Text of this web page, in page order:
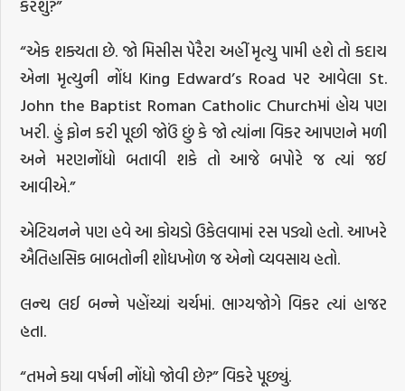
કરશું?”
“એક શક્યતા છે. જો મિસીસ પેરૈરા અહીં મૃત્યુ પામી હશે તો કદાચ
એના મૃત્યુની નોંધ King Edward’s Road પર આવેલા St.
John the Baptist Roman Catholic Churchમાં હોય પણ
ખરી. હું ફોન કરી પૂછી જોઉં છું કે જો ત્યાંના વિકર આપણને મળી
અને મરણનોંધો બતાવી શકે તો આજે બપોરે જ ત્યાં જઈ
આવીએ.”
એટિયનને પણ હવે આ કોયડો ઉકેલવામાં રસ પડ્યો હતો. આખરે
ઐતિહાસિક બાબતોની શોધખોળ જ એનો વ્યવસાય હતો.
લન્ચ લઈ બન્ને પહોંચ્યાં ચર્ચમાં. ભાગ્યજોગે વિકર ત્યાં હાજર
હતા.
“તમને કયા વર્ષની નોંધો જોવી છે?” વિકરે પૂછ્યું.